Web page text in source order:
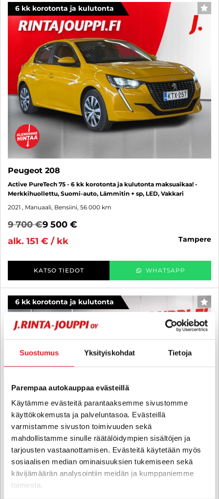
Suostumus Yksityiskohdat Tietoja
Parempaa autokauppaa evästeillä
Käytämme evästeitä parantaaksemme sivustomme
käyttökokemusta ja palveluntasoa. Evästeillä
varmistamme sivuston toimivuuden sekä
mahdollistamme sinulle räätälöidympien sisältöjen ja
tarjousten vastaanottamisen. Evästeitä käytetään myös
sosiaalisen median ominaisuuksien tukemiseen sekä
kävijämäärän analysointiin meidän ja kumppaniemme
toimesta.
6 kk korotonta ja kulutonta
Peugeot 208
Active PureTech 75 - 6 kk korotonta ja kulutonta maksuaikaa! -
Merkkihuollettu, Suomi-auto, Lämmitin + sp, LED, Vakkari
2021 , Manuaali, Bensiini, 56 000 km
9 700 €9 500 €
alk. 151 € / kk
tampere
KATSO TIEDOT WHATSAPP
6 kk korotonta ja kulutonta
Peugeot 208
Motion PureTech 100 - 6 kk korotonta ja kulutonta maksuaikaa! -
Suomiauto, Navigointi, Vakionopeuden säädin, Peruutuskamera -